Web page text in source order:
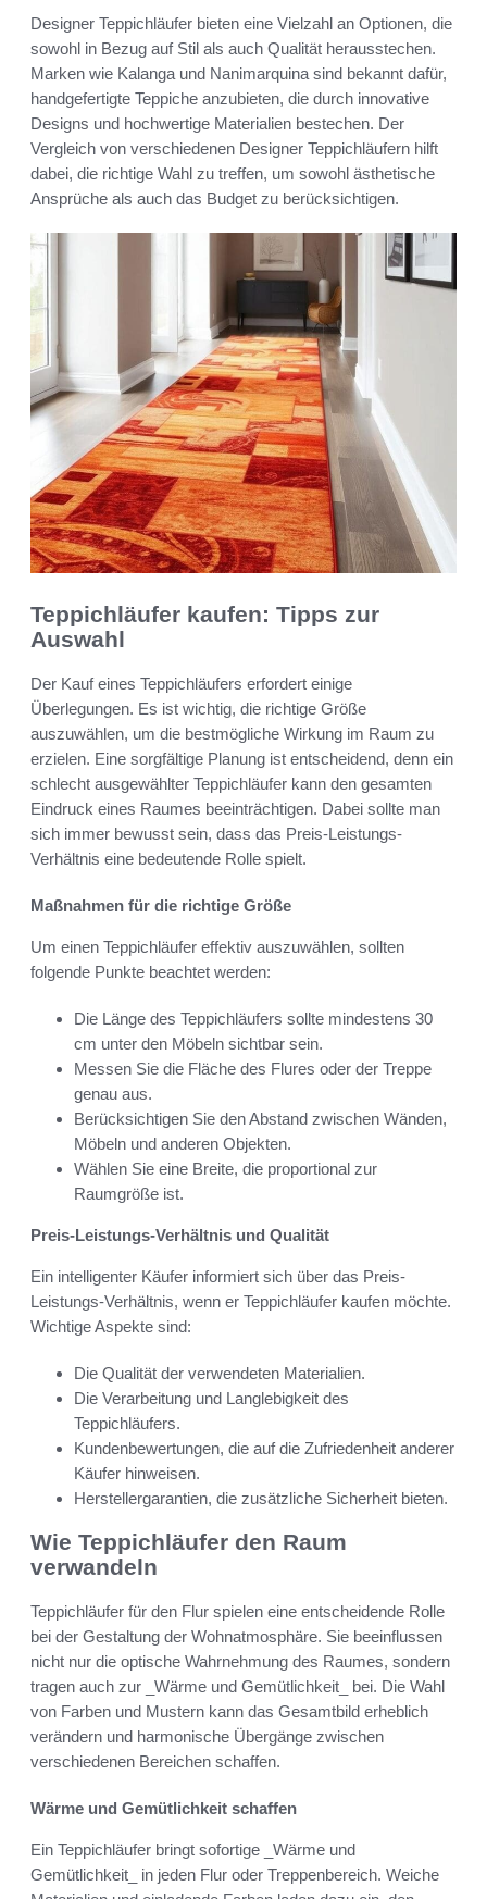
Designer Teppichläufer bieten eine Vielzahl an Optionen, die
sowohl in Bezug auf Stil als auch Qualität herausstechen.
Marken wie Kalanga und Nanimarquina sind bekannt dafür,
handgefertigte Teppiche anzubieten, die durch innovative
Designs und hochwertige Materialien bestechen. Der
Vergleich von verschiedenen Designer Teppichläufern hilft
dabei, die richtige Wahl zu treffen, um sowohl ästhetische
Ansprüche als auch das Budget zu berücksichtigen.
Teppichläufer kaufen: Tipps zur
Auswahl
Der Kauf eines Teppichläufers erfordert einige
Überlegungen. Es ist wichtig, die richtige Größe
auszuwählen, um die bestmögliche Wirkung im Raum zu
erzielen. Eine sorgfältige Planung ist entscheidend, denn ein
schlecht ausgewählter Teppichläufer kann den gesamten
Eindruck eines Raumes beeinträchtigen. Dabei sollte man
sich immer bewusst sein, dass das Preis-Leistungs-
Verhältnis eine bedeutende Rolle spielt.
Maßnahmen für die richtige Größe
Um einen Teppichläufer effektiv auszuwählen, sollten
folgende Punkte beachtet werden:
Die Länge des Teppichläufers sollte mindestens 30
cm unter den Möbeln sichtbar sein.
Messen Sie die Fläche des Flures oder der Treppe
genau aus.
Berücksichtigen Sie den Abstand zwischen Wänden,
Möbeln und anderen Objekten.
Wählen Sie eine Breite, die proportional zur
Raumgröße ist.
Preis-Leistungs-Verhältnis und Qualität
Ein intelligenter Käufer informiert sich über das Preis-
Leistungs-Verhältnis, wenn er Teppichläufer kaufen möchte.
Wichtige Aspekte sind:
Die Qualität der verwendeten Materialien.
Die Verarbeitung und Langlebigkeit des
Teppichläufers.
Kundenbewertungen, die auf die Zufriedenheit anderer
Käufer hinweisen.
Herstellergarantien, die zusätzliche Sicherheit bieten.
Wie Teppichläufer den Raum
verwandeln
Teppichläufer für den Flur spielen eine entscheidende Rolle
bei der Gestaltung der Wohnatmosphäre. Sie beeinflussen
nicht nur die optische Wahrnehmung des Raumes, sondern
tragen auch zur _Wärme und Gemütlichkeit_ bei. Die Wahl
von Farben und Mustern kann das Gesamtbild erheblich
verändern und harmonische Übergänge zwischen
verschiedenen Bereichen schaffen.
Wärme und Gemütlichkeit schaffen
Ein Teppichläufer bringt sofortige _Wärme und
Gemütlichkeit_ in jeden Flur oder Treppenbereich. Weiche